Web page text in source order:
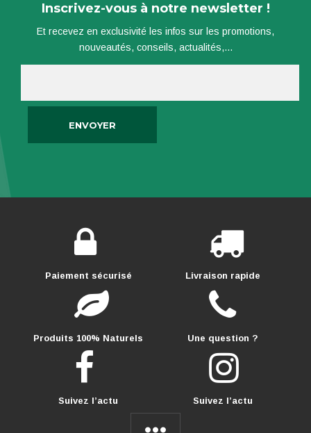
Inscrivez-vous à notre newsletter !
Et recevez en exclusivité les infos sur les promotions,
nouveautés, conseils, actualités,...
Paiement sécurisé Livraison rapide
Produits 100% Naturels Une question ?
Suivez l’actu Suivez l’actu